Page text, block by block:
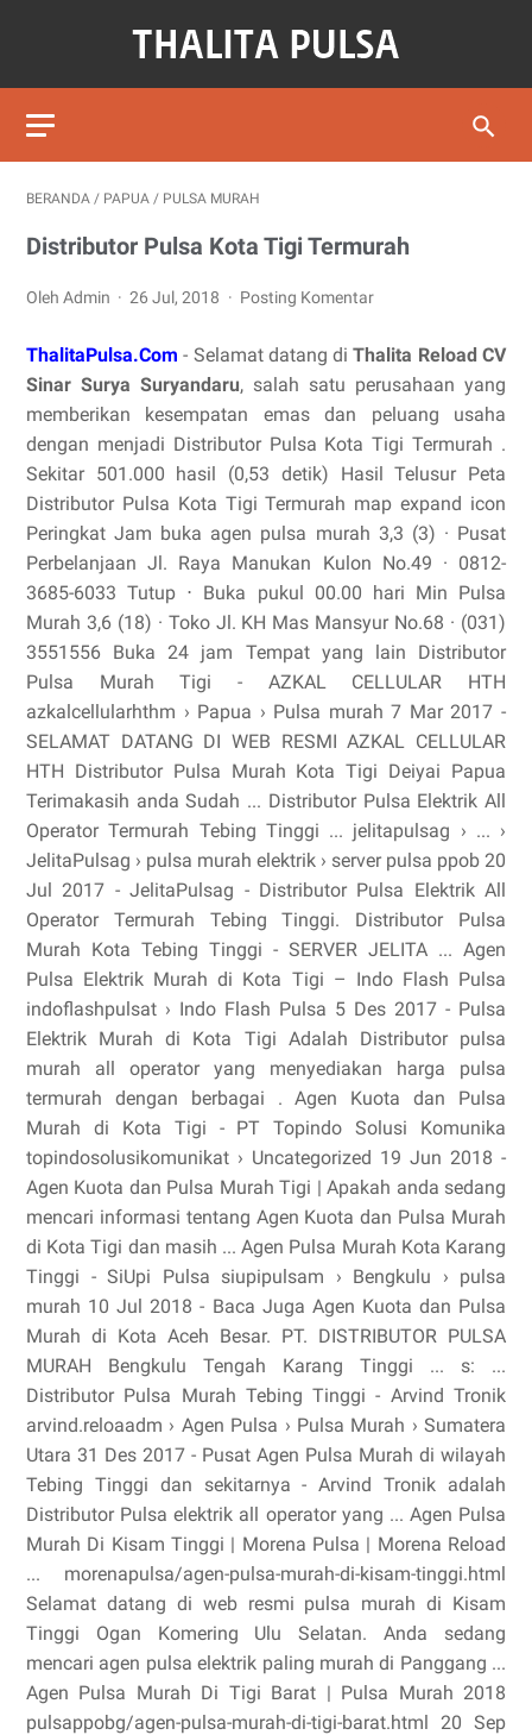
BERANDA / PAPUA / PULSA MURAH
Distributor Pulsa Kota Tigi Termurah
Oleh Admin 26 Jul, 2018 Posting Komentar
ThalitaPulsa.Com - Selamat datang diThalita Reload CV
Sinar Surya Suryandaru, salah satu perusahaan yang
memberikan kesempatan emas dan peluang usaha
dengan menjadi Distributor Pulsa Kota Tigi Termurah .
Sekitar 501.000 hasil (0,53 detik) Hasil Telusur Peta
Distributor Pulsa Kota Tigi Termurah map expand icon
Peringkat Jam buka agen pulsa murah 3,3 (3) · Pusat
Perbelanjaan Jl. Raya Manukan Kulon No.49 · 0812-
3685-6033 Tutup ⋅ Buka pukul 00.00 hari Min Pulsa
Murah 3,6 (18) · Toko Jl. KH Mas Mansyur No.68 · (031)
3551556 Buka 24 jam Tempat yang lain Distributor
Pulsa Murah Tigi - AZKAL CELLULAR HTH
azkalcellularhthm › Papua › Pulsa murah 7 Mar 2017 -
SELAMAT DATANG DI WEB RESMI AZKAL CELLULAR
HTH Distributor Pulsa Murah Kota Tigi Deiyai Papua
Terimakasih anda Sudah ... Distributor Pulsa Elektrik All
Operator Termurah Tebing Tinggi ... jelitapulsag › ... ›
JelitaPulsag › pulsa murah elektrik › server pulsa ppob 20
Jul 2017 - JelitaPulsag - Distributor Pulsa Elektrik All
Operator Termurah Tebing Tinggi. Distributor Pulsa
Murah Kota Tebing Tinggi - SERVER JELITA ... Agen
Pulsa Elektrik Murah di Kota Tigi – Indo Flash Pulsa
indoflashpulsat › Indo Flash Pulsa 5 Des 2017 - Pulsa
Elektrik Murah di Kota Tigi Adalah Distributor pulsa
murah all operator yang menyediakan harga pulsa
termurah dengan berbagai . Agen Kuota dan Pulsa
Murah di Kota Tigi - PT Topindo Solusi Komunika
topindosolusikomunikat › Uncategorized 19 Jun 2018 -
Agen Kuota dan Pulsa Murah Tigi | Apakah anda sedang
mencari informasi tentang Agen Kuota dan Pulsa Murah
di Kota Tigi dan masih ... Agen Pulsa Murah Kota Karang
Tinggi - SiUpi Pulsa siupipulsam › Bengkulu › pulsa
murah 10 Jul 2018 - Baca Juga Agen Kuota dan Pulsa
Murah di Kota Aceh Besar. PT. DISTRIBUTOR PULSA
MURAH Bengkulu Tengah Karang Tinggi ... s: ...
Distributor Pulsa Murah Tebing Tinggi - Arvind Tronik
arvind.reloaadm › Agen Pulsa › Pulsa Murah › Sumatera
Utara 31 Des 2017 - Pusat Agen Pulsa Murah di wilayah
Tebing Tinggi dan sekitarnya - Arvind Tronik adalah
Distributor Pulsa elektrik all operator yang ... Agen Pulsa
Murah Di Kisam Tinggi | Morena Pulsa | Morena Reload
... morenapulsa/agen-pulsa-murah-di-kisam-tinggi.html
Selamat datang di web resmi pulsa murah di Kisam
Tinggi Ogan Komering Ulu Selatan. Anda sedang
mencari agen pulsa elektrik paling murah di Panggang ...
Agen Pulsa Murah Di Tigi Barat | Pulsa Murah 2018
pulsappobg/agen-pulsa-murah-di-tigi-barat.html 20 Sep